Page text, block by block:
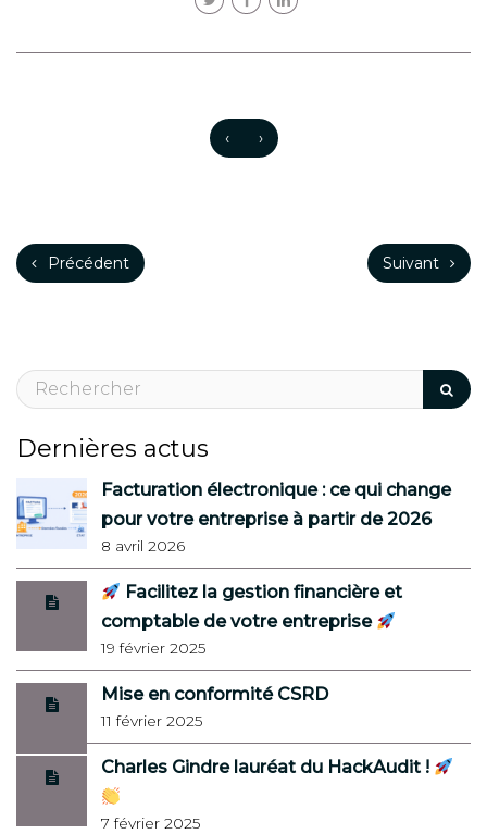
‹ ›
Précédent Suivant
Dernières actus
Facturation électronique : ce qui change
pour votre entreprise à partir de 2026
8 avril 2026
Facilitez la gestion financière et
comptable de votre entreprise
19 février 2025
Mise en conformité CSRD
11 février 2025
Charles Gindre lauréat du HackAudit !
7 février 2025